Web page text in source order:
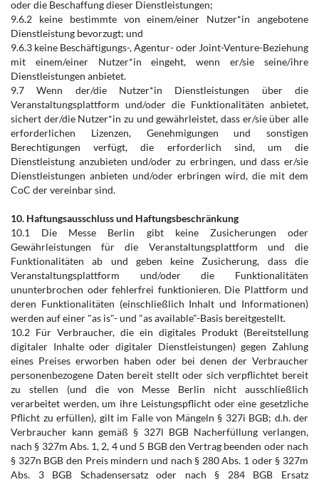
oder die Beschaffung dieser Dienstleistungen;
9.6.2 keine bestimmte von einem/einer Nutzer*in angebotene
Dienstleistung bevorzugt; und
9.6.3 keine Beschäftigungs-, Agentur- oder Joint-Venture-Beziehung
mit einem/einer Nutzer*in eingeht, wenn er/sie seine/ihre
Dienstleistungen anbietet.
9.7 Wenn der/die Nutzer*in Dienstleistungen über die
Veranstaltungsplattform und/oder die Funktionalitäten anbietet,
sichert der/die Nutzer*in zu und gewährleistet, dass er/sie über alle
erforderlichen Lizenzen, Genehmigungen und sonstigen
Berechtigungen verfügt, die erforderlich sind, um die
Dienstleistung anzubieten und/oder zu erbringen, und dass er/sie
Dienstleistungen anbieten und/oder erbringen wird, die mit dem
CoC der vereinbar sind.
10. Haftungsausschluss und Haftungsbeschränkung
10.1 Die Messe Berlin gibt keine Zusicherungen oder
Gewährleistungen für die Veranstaltungsplattform und die
Funktionalitäten ab und geben keine Zusicherung, dass die
Veranstaltungsplattform und/oder die Funktionalitäten
ununterbrochen oder fehlerfrei funktionieren. Die Plattform und
deren Funktionalitäten (einschließlich Inhalt und Informationen)
werden auf einer "as is"- und "as available"-Basis bereitgestellt.
10.2 Für Verbraucher, die ein digitales Produkt (Bereitstellung
digitaler Inhalte oder digitaler Dienstleistungen) gegen Zahlung
eines Preises erworben haben oder bei denen der Verbraucher
personenbezogene Daten bereit stellt oder sich verpflichtet bereit
zu stellen (und die von Messe Berlin nicht ausschließlich
verarbeitet werden, um ihre Leistungspflicht oder eine gesetzliche
Pflicht zu erfüllen), gilt im Falle von Mängeln § 327i BGB; d.h. der
Verbraucher kann gemäß § 327l BGB Nacherfüllung verlangen,
nach § 327m Abs. 1, 2, 4 und 5 BGB den Vertrag beenden oder nach
§ 327n BGB den Preis mindern und nach § 280 Abs. 1 oder § 327m
Abs. 3 BGB Schadensersatz oder nach § 284 BGB Ersatz